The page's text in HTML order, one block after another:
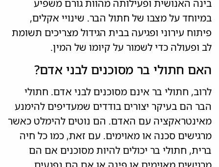
בינה האנושית ופעילותה מהוות גורם משפיע
במיוחד על מצבו של חתול הבר. שינויי אקלים,
פיתוח עירוני ופגיעה בבית הגידול מצריכים תשומת
לב ופעולה כדי לשמור על קיומו של המין.
האם חתולי בר מסוכנים לבני אדם?
לרוב, חתולי בר אינם מסוכנים לבני אדם. חתולי
הבר הם בעיקר יצורים בודדים שמעדיפים להימנע
מאינטראקציה עם האדם. הם נוטים להימלט כאשר
מרגישים סכנה או מאוימים. עם זאת, כמו כל חיה
ברית, חתולי בר יכולים להיות מסוכנים אם הם